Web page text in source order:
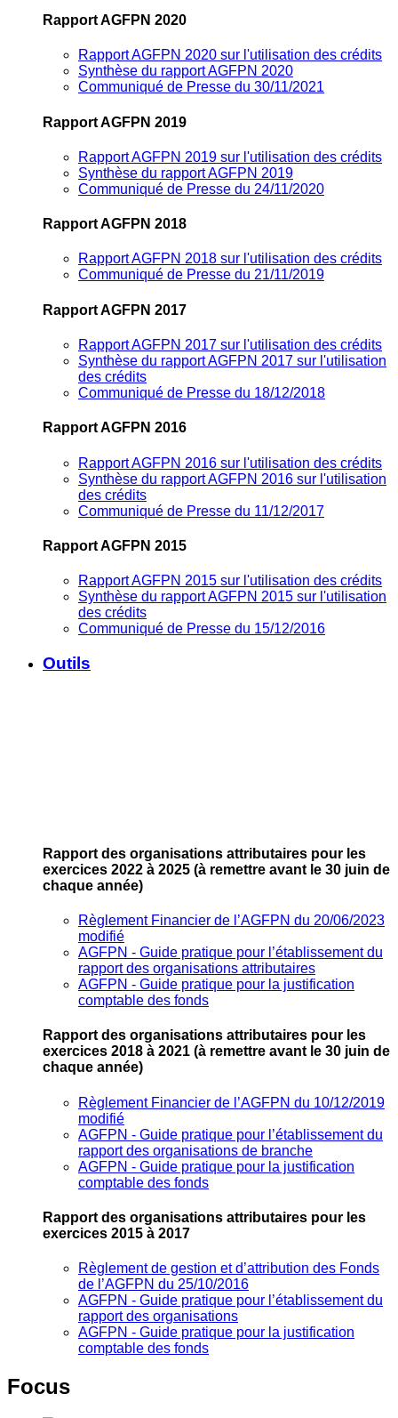
Rapport AGFPN 2020
Rapport AGFPN 2020 sur l'utilisation des crédits
Synthèse du rapport AGFPN 2020
Communiqué de Presse du 30/11/2021
Rapport AGFPN 2019
Rapport AGFPN 2019 sur l'utilisation des crédits
Synthèse du rapport AGFPN 2019
Communiqué de Presse du 24/11/2020
Rapport AGFPN 2018
Rapport AGFPN 2018 sur l'utilisation des crédits
Communiqué de Presse du 21/11/2019
Rapport AGFPN 2017
Rapport AGFPN 2017 sur l'utilisation des crédits
Synthèse du rapport AGFPN 2017 sur l'utilisation
des crédits
Communiqué de Presse du 18/12/2018
Rapport AGFPN 2016
Rapport AGFPN 2016 sur l'utilisation des crédits
Synthèse du rapport AGFPN 2016 sur l'utilisation
des crédits
Communiqué de Presse du 11/12/2017
Rapport AGFPN 2015
Rapport AGFPN 2015 sur l'utilisation des crédits
Synthèse du rapport AGFPN 2015 sur l'utilisation
des crédits
Communiqué de Presse du 15/12/2016
Outils
Rapport des organisations attributaires pour les
exercices 2022 à 2025 (à remettre avant le 30 juin de
chaque année)
Règlement Financier de l’AGFPN du 20/06/2023
modifié
AGFPN ‐ Guide pratique pour l’établissement du
rapport des organisations attributaires
AGFPN ‐ Guide pratique pour la justification
comptable des fonds
Rapport des organisations attributaires pour les
exercices 2018 à 2021 (à remettre avant le 30 juin de
chaque année)
Règlement Financier de l’AGFPN du 10/12/2019
modifié
AGFPN ‐ Guide pratique pour l’établissement du
rapport des organisations de branche
AGFPN ‐ Guide pratique pour la justification
comptable des fonds
Rapport des organisations attributaires pour les
exercices 2015 à 2017
Règlement de gestion et d’attribution des Fonds
de l’AGFPN du 25/10/2016
AGFPN ‐ Guide pratique pour l’établissement du
rapport des organisations
AGFPN ‐ Guide pratique pour la justification
comptable des fonds
Focus